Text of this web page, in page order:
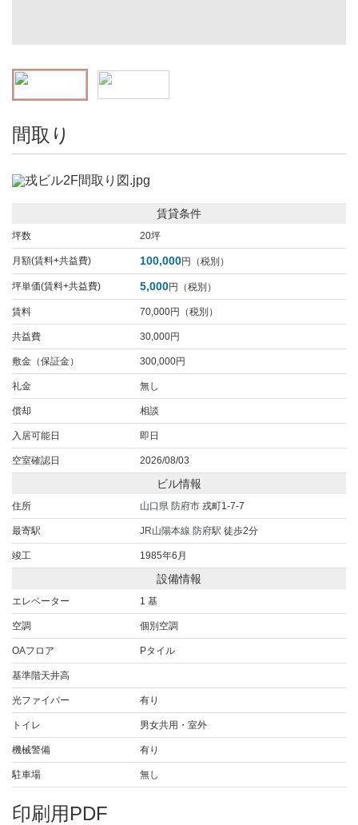
間取り
賃貸条件
坪数 20坪
月額(賃料+共益費) 100,000円（税別）
坪単価(賃料+共益費) 5,000円（税別）
賃料 70,000円（税別）
共益費 30,000円
敷金（保証金） 300,000円
礼金 無し
償却 相談
入居可能日 即日
空室確認日 2026/08/03
ビル情報
住所 山口県 防府市 戎町1-7-7
最寄駅 JR山陽本線 防府駅 徒歩2分
竣工 1985年6月
設備情報
エレベーター 1 基
空調 個別空調
OAフロア Pタイル
基準階天井高
光ファイバー 有り
トイレ 男女共用・室外
機械警備 有り
駐車場 無し
印刷用PDF